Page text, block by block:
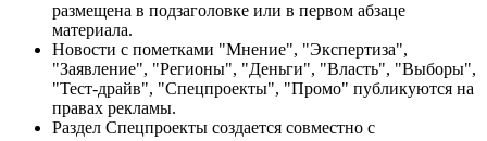
размещена в подзаголовке или в первом абзаце
материала.
Новости с пометками "Мнение", "Экспертиза",
"Заявление", "Регионы", "Деньги", "Власть", "Выборы",
"Тест-драйв", "Спецпроекты", "Промо" публикуются на
правах рекламы.
Раздел Спецпроекты создается совместно с